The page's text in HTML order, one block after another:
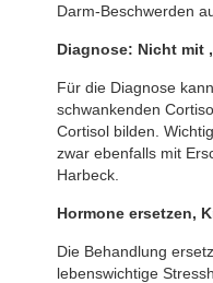
Darm-Beschwerden
Diagnose: Nicht mit
Für die Diagnose
schwankenden
Cortisol bilden.
zwar ebenfalls mit
Harbeck.
Hormone ersetzen,
Die Behandlung
lebenswichtige